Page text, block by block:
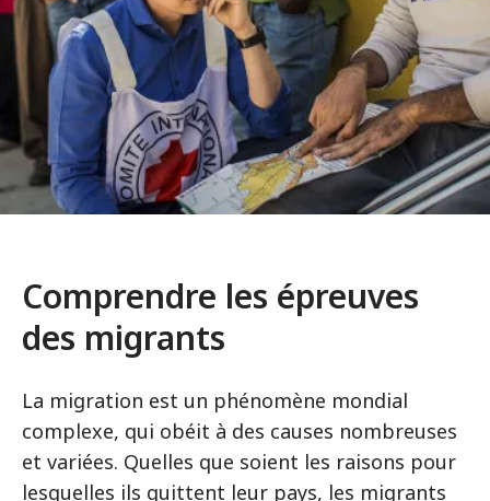
Comprendre les épreuves
des migrants
La migration est un phénomène mondial
complexe, qui obéit à des causes nombreuses
et variées. Quelles que soient les raisons pour
lesquelles ils quittent leur pays, les migrants